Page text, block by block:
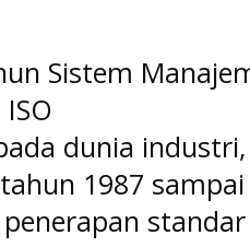
Sistem
dunia
1987